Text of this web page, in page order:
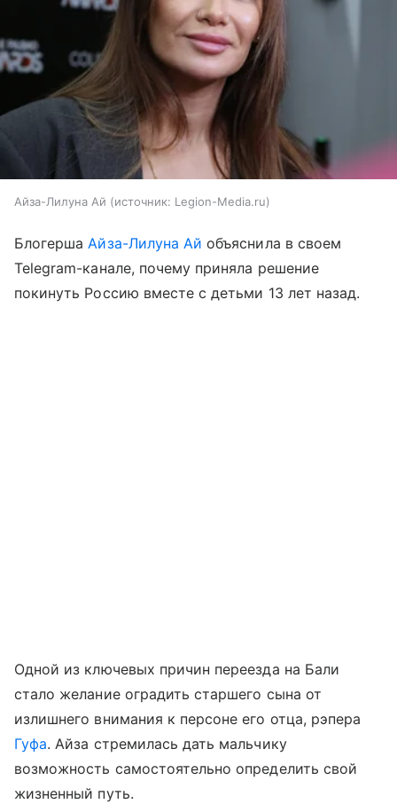
Айза-Лилуна Ай источник: Legion-Media.ru
БлогершаАйза-Лилуна Ай объяснила в своем
Telegram-канале, почему приняла решение
покинуть Россию вместе с детьми 13 лет назад.
Одной из ключевых причин переезда на Бали
стало желание оградить старшего сына от
излишнего внимания к персоне его отца, рэпера
Гуфа. Айза стремилась дать мальчику
возможность самостоятельно определить свой
жизненный путь.